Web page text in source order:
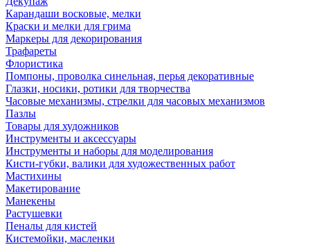
Карандаши восковые, мелки
Краски и мелки для грима
Маркеры для декорирования
Трафареты
Флористика
Помпоны, проволка синельная, перья декоративные
Глазки, носики, ротики для творчества
Часовые механизмы, стрелки для часовых механизмов
Пазлы
Товары для художников
Инструменты и аксессуары
Инструменты и наборы для моделирования
Кисти-губки, валики для художественных работ
Мастихины
Макетирование
Манекены
Растушевки
Пеналы для кистей
Кистемойки, масленки